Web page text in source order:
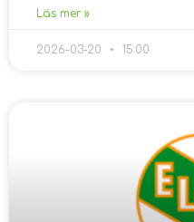
Läs mer »
2026-03-20 15:00